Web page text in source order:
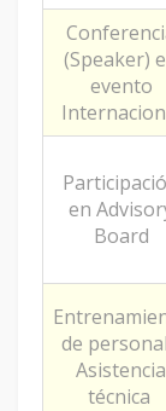
(Speaker)
evento
en
Board
de
Asistencia
técnica